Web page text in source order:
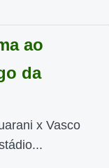
ao
da
x Vasco